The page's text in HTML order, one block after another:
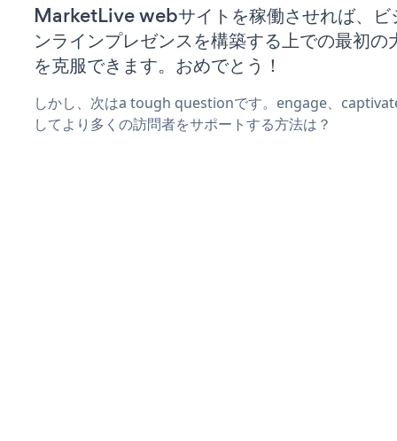
MarketLive webサイトを稼働させれば、ビ
ンラインプレゼンスを構築する上での最初の
を克服できます。おめでとう！
しかし、次はa tough questionです。engage、
してより多くの訪問者をサポートする方法は？